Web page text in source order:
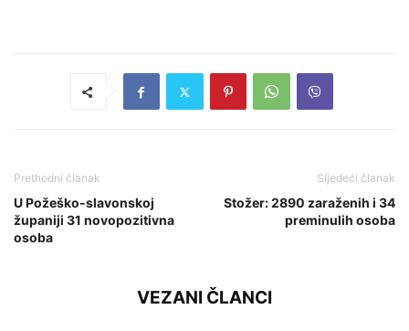
Prethodni članak
U Požeško-slavonskoj
županiji 31 novopozitivna
osoba
Sljedeći članak
Stožer: 2890 zaraženih i 34
preminulih osoba
VEZANI ČLANCI